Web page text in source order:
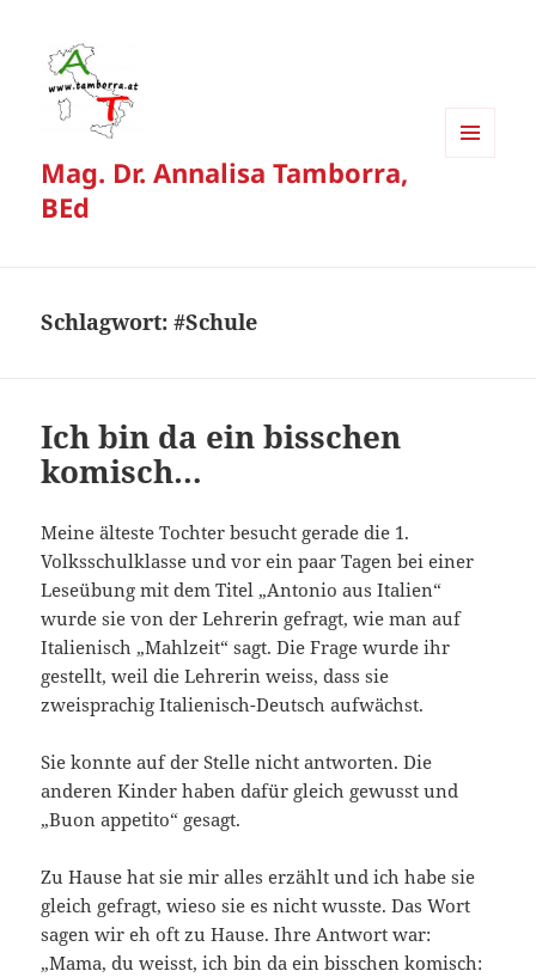
Mag. Dr. Annalisa Tamborra,
BEd
Schlagwort:#Schule
Ich bin da ein bisschen
komisch…
Meine älteste Tochter besucht gerade die 1.
Volksschulklasse und vor ein paar Tagen bei einer
Leseübung mit dem Titel „Antonio aus Italien“
wurde sie von der Lehrerin gefragt, wie man auf
Italienisch „Mahlzeit“ sagt. Die Frage wurde ihr
gestellt, weil die Lehrerin weiss, dass sie
zweisprachig Italienisch-Deutsch aufwächst.
Sie konnte auf der Stelle nicht antworten. Die
anderen Kinder haben dafür gleich gewusst und
„Buon appetito“ gesagt.
Zu Hause hat sie mir alles erzählt und ich habe sie
gleich gefragt, wieso sie es nicht wusste. Das Wort
sagen wir eh oft zu Hause. Ihre Antwort war:
„Mama, du weisst, ich bin da ein bisschen komisch: